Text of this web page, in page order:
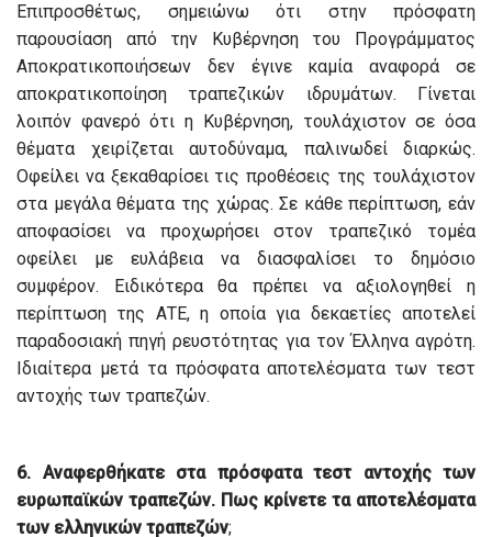
Επιπροσθέτως, σημειώνω ότι στην πρόσφατη
παρουσίαση από την Κυβέρνηση του Προγράμματος
Αποκρατικοποιήσεων δεν έγινε καμία αναφορά σε
αποκρατικοποίηση τραπεζικών ιδρυμάτων. Γίνεται
λοιπόν φανερό ότι η Κυβέρνηση, τουλάχιστον σε όσα
θέματα χειρίζεται αυτοδύναμα, παλινωδεί διαρκώς.
Οφείλει να ξεκαθαρίσει τις προθέσεις της τουλάχιστον
στα μεγάλα θέματα της χώρας. Σε κάθε περίπτωση, εάν
αποφασίσει να προχωρήσει στον τραπεζικό τομέα
οφείλει με ευλάβεια να διασφαλίσει το δημόσιο
συμφέρον. Ειδικότερα θα πρέπει να αξιολογηθεί η
περίπτωση της ΑΤΕ, η οποία για δεκαετίες αποτελεί
παραδοσιακή πηγή ρευστότητας για τον Έλληνα αγρότη.
Ιδιαίτερα μετά τα πρόσφατα αποτελέσματα των τεστ
αντοχής των τραπεζών.
6. Αναφερθήκατε στα πρόσφατα τεστ αντοχής των
ευρωπαϊκών τραπεζών. Πως κρίνετε τα αποτελέσματα
των ελληνικών τραπεζών;